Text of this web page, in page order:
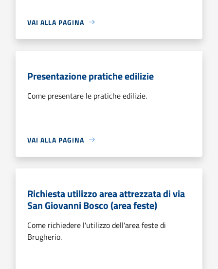
VAI ALLA PAGINA
Presentazione pratiche edilizie
Come presentare le pratiche edilizie.
VAI ALLA PAGINA
Richiesta utilizzo area attrezzata di via
San Giovanni Bosco (area feste)
Come richiedere l'utilizzo dell'area feste di
Brugherio.